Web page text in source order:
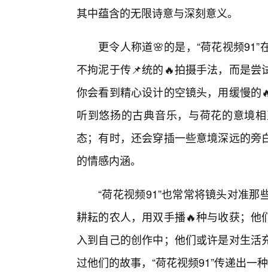
其中蕴含的无限诗意与深刻意义。
更令人称道🌸的是，“荷花视频
不拘泥于传📌统的🔥拍摄手法，而是
你会看到精心设计的空镜头，用缓慢
听到悠扬的古典音乐，与荷花的意境
态；有时，还会穿插一些意境深远的
的情感内涵。
“荷花视频91”也常常将镜头对准
耕耘的农人，用双手播🔥种与收获；
入到自己的创作中；他们或许是对生
过他们的故事，“荷花视频91”传递出一